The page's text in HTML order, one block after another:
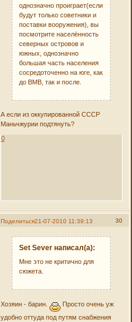
однозначно проиграет(если
будут только советники и
поставки вооружения), вы
посмотрите населённость
северных островов и
южных, однозначно
большая часть населения
сосредоточенно на юге, как
до ВМВ, так и после.
А если из оккупированной СССР
Маньчжурии подтянуть?
0
Поделиться 30
21-07-2010 11:39:13
Set Sever написал(а):
Мне это не критично для
сюжета.
Хозяин - барин.
Просто очень уж
удобно оттуда под путям снабжения